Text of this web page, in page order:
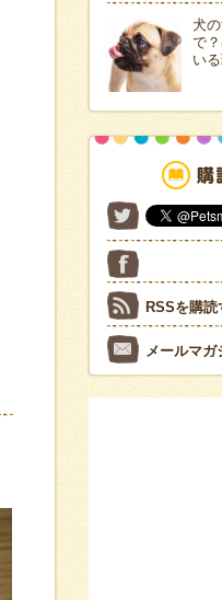
犬
で
い
RSSを購読
メールマガ